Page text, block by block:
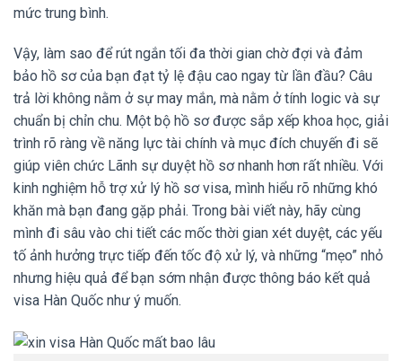
mức trung bình.
Vậy, làm sao để rút ngắn tối đa thời gian chờ đợi và đảm
bảo hồ sơ của bạn đạt tỷ lệ đậu cao ngay từ lần đầu? Câu
trả lời không nằm ở sự may mắn, mà nằm ở tính logic và sự
chuẩn bị chỉn chu. Một bộ hồ sơ được sắp xếp khoa học, giải
trình rõ ràng về năng lực tài chính và mục đích chuyến đi sẽ
giúp viên chức Lãnh sự duyệt hồ sơ nhanh hơn rất nhiều. Với
kinh nghiệm hỗ trợ xử lý hồ sơ visa, mình hiểu rõ những khó
khăn mà bạn đang gặp phải. Trong bài viết này, hãy cùng
mình đi sâu vào chi tiết các mốc thời gian xét duyệt, các yếu
tố ảnh hưởng trực tiếp đến tốc độ xử lý, và những “mẹo” nhỏ
nhưng hiệu quả để bạn sớm nhận được thông báo kết quả
visa Hàn Quốc như ý muốn.